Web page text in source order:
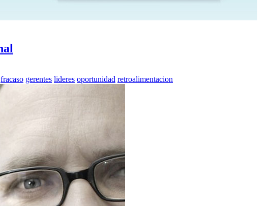
fracaso gerentes lideres oportunidad retroalimentacion